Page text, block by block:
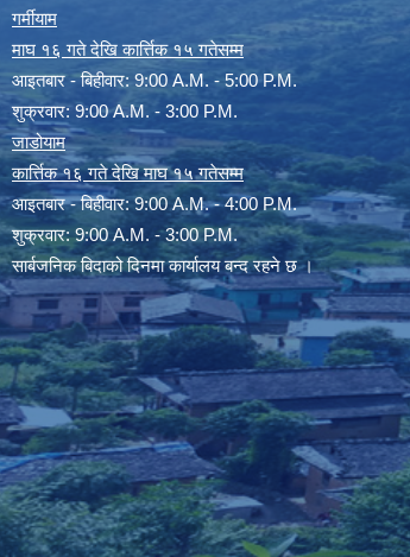
गर्मीयाम
माघ १६ गते देखि कार्त्तिक १५ गतेसम्म
आइतबार - बिहीवार: 9:00 A.M. - 5:00 P.M.
शुक्रवार: 9:00 A.M. - 3:00 P.M.
जाडोयाम
कार्त्तिक १६ गते देखि माघ १५ गतेसम्म
आइतबार - बिहीवार: 9:00 A.M. - 4:00 P.M.
शुक्रवार: 9:00 A.M. - 3:00 P.M.
सार्बजनिक बिदाको दिनमा कार्यालय बन्द रहने छ ।